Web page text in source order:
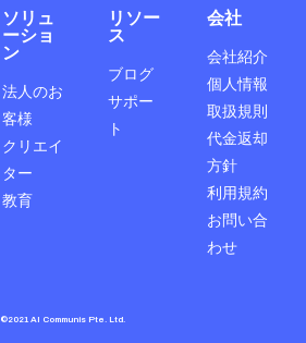
ソリュ
ーショ
ン
法人のお
客様
クリエイ
ター
教育
リソー
ス
ブログ
サポー
ト
会社
会社紹介
個人情報
取扱規則
代金返却
方針
利用規約
お問い合
わせ
©2021 AI Communis Pte. Ltd.